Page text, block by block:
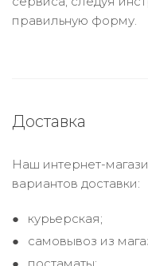
правильную форму.
Доставка
Наш интернет-
вариантов доставки:
курьерская;
самовывоз из